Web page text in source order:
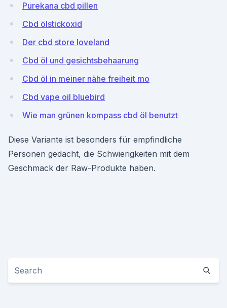
Purekana cbd pillen
Cbd ölstickoxid
Der cbd store loveland
Cbd öl und gesichtsbehaarung
Cbd öl in meiner nähe freiheit mo
Cbd vape oil bluebird
Wie man grünen kompass cbd öl benutzt
Diese Variante ist besonders für empfindliche
Personen gedacht, die Schwierigkeiten mit dem
Geschmack der Raw-Produkte haben.